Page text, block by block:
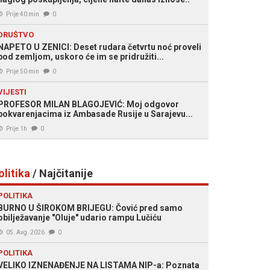
Prije 40 min 0
U ZENICI: Deset rudara četvrtu noć proveli
zemljom, uskoro će im se pridružiti...
Prije 50 min 0
MILAN BLAGOJEVIĆ: Moj odgovor
iz Ambasade Rusije u Sarajevu...
Prije 1h 0
/ Najčitanije
U ŠIROKOM BRIJEGU: Čović pred samo
"Oluje" udario rampu Lučiću
05. Avg. 2026 0
IZNENAĐENJE NA LISTAMA NIP-a: Poznata